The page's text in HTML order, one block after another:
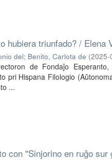
hubiera triunfado? / Elena
del; Benito, Carlota de (2025-
de Fondaĵo
pri Hispana Filologio
...
con "Sinjorino en ruĝo